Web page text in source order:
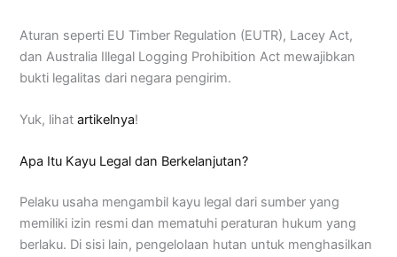
Aturan seperti EU Timber Regulation (EUTR), Lacey Act,
dan Australia Illegal Logging Prohibition Act mewajibkan
bukti legalitas dari negara pengirim.
Yuk, lihatartikelnya!
Apa Itu Kayu Legal dan Berkelanjutan?
Pelaku usaha mengambil kayu legal dari sumber yang
memiliki izin resmi dan mematuhi peraturan hukum yang
berlaku. Di sisi lain, pengelolaan hutan untuk menghasilkan